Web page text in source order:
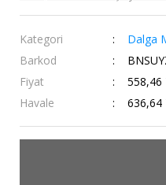
Kategori Dalga
Barkod
Fiyat
558,46
Havale
636,64